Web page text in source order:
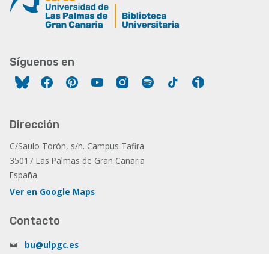
Síguenos en
FacebookPinterestYouTubeInstagram
Spotify Tiktok
Dirección
C/Saulo Torón, s/n. Campus Tafira
35017 Las Palmas de Gran Canaria
España
Ver en Google Maps
Contacto
bu@ulpgc.es